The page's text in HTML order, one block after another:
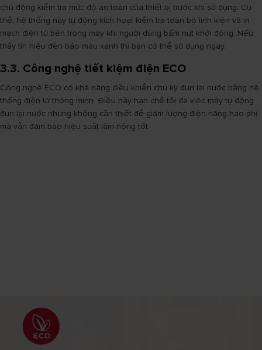
chủ động kiểm tra mức độ an toàn của thiết bị trước khi sử dụng. Cụ
thể, hệ thống này tự động kích hoạt kiểm tra toàn bộ linh kiện và vi
mạch điện tử bên trong máy khi người dùng bấm nút khởi động. Nếu
thấy tín hiệu đèn báo màu xanh thì bạn có thể sử dụng ngay.
3.3. Công nghệ tiết kiệm điện ECO
Công nghệ ECO có khả năng điều khiển chu kỳ đun lại nước bằng hệ
thống điện tử thông minh. Điều này hạn chế tối đa việc máy tự động
đun lại nước nhưng không cần thiết để giảm lượng điện năng hao phí
mà vẫn đảm bảo hiệu suất làm nóng tốt.